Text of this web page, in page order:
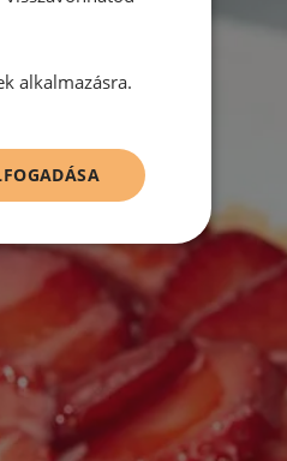
alkalmazásra.